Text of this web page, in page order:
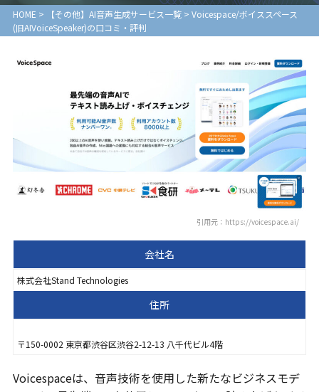
HOME > 【その他】AI音声生成サービス一覧> Voicespace/ボイススペース
(旧AIVoiceSpeaker)の口コミ・評判
引用元：https://voicespace.ai/
会社名
株式会社Stand Technologies
住所
〒150-0002 東京都渋谷区渋谷2-12-13 八千代ビル4階
Voicespaceは、音声技術を使用した新たなビジネスモデ